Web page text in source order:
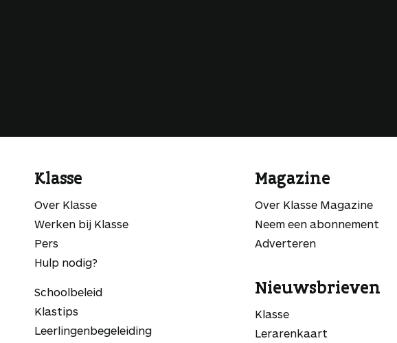
Klasse
Over Klasse
Werken bij Klasse
Pers
Hulp nodig?
Schoolbeleid
Klastips
Leerlingen­begeleiding
Magazine
Over Klasse Magazine
Neem een abonnement
Adverteren
Nieuwsbrieven
Klasse
Lerarenkaart